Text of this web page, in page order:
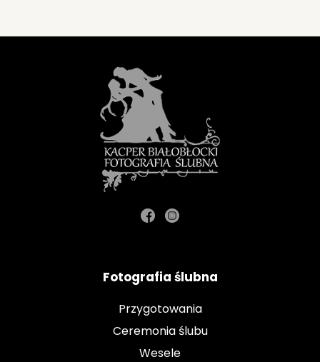
Fotografia ślubna
Przygotowania
Ceremonia ślubu
Wesele